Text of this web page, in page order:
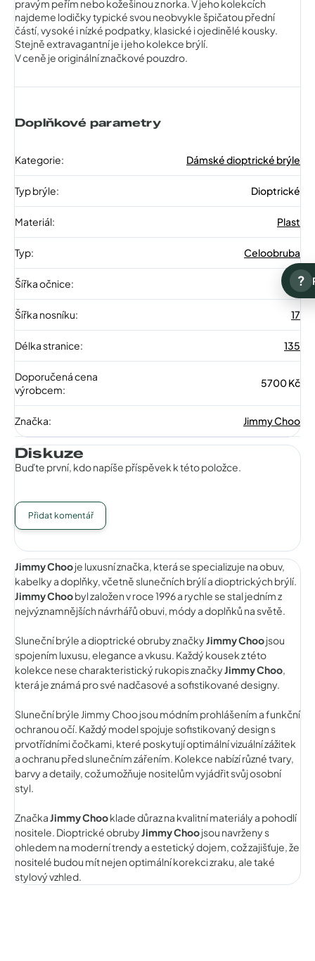
pravým peřím nebo kožešinou z norka. V jeho kolekcích
najdeme lodičky typické svou neobvykle špičatou přední
částí, vysoké i nízké podpatky, klasické i ojedinělé kousky.
Stejně extravagantní je i jeho kolekce brýlí.
V ceně je originální značkové pouzdro.
Doplňkové parametry
Kategorie: Dámské dioptrické brýle
Typ brýle: Dioptrické
Materiál: Plast
Typ: Celoobruba
Šířka očnice: 51
Šířka nosníku: 17
Délka stranice: 135
Doporučená cena
výrobcem:
5700 Kč
Značka: Jimmy Choo
Diskuze
Buďte první, kdo napíše příspěvek k této položce.
Přidat komentář
Jimmy Chooje luxusní značka, která se specializuje na obuv,
kabelky a doplňky, včetně slunečních brýlí a dioptrických brýlí.
Jimmy Choobyl založen v roce 1996 a rychle se stal jedním z
nejvýznamnějších návrhářů obuvi, módy a doplňků na světě.
Sluneční brýle a dioptrické obruby značkyJimmy Choojsou
spojením luxusu, elegance a vkusu. Každý kousek z této
kolekce nese charakteristický rukopis značkyJimmy Choo,
která je známá pro své nadčasové a sofistikované designy.
Sluneční brýle Jimmy Choo jsou módním prohlášením a funkční
ochranou očí. Každý model spojuje sofistikovaný design s
prvotřídními čočkami, které poskytují optimální vizuální zážitek
a ochranu před slunečním zářením. Kolekce nabízí různé tvary,
barvy a detaily, což umožňuje nositelům vyjádřit svůj osobní
styl.
ZnačkaJimmy Chooklade důraz na kvalitní materiály a pohodlí
nositele. Dioptrické obrubyJimmy Choojsou navrženy s
ohledem na moderní trendy a estetický dojem, což zajišťuje, že
nositelé budou mít nejen optimální korekci zraku, ale také
stylový vzhled.
?